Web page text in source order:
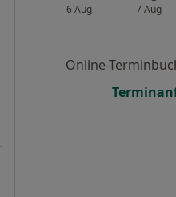
6 Aug 7 Aug
Online-